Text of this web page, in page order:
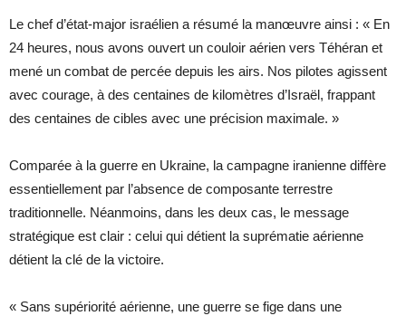
Le chef d’état-major israélien a résumé la manœuvre ainsi : « En
24 heures, nous avons ouvert un couloir aérien vers Téhéran et
mené un combat de percée depuis les airs. Nos pilotes agissent
avec courage, à des centaines de kilomètres d’Israël, frappant
des centaines de cibles avec une précision maximale. »
Comparée à la guerre en Ukraine, la campagne iranienne diffère
essentiellement par l’absence de composante terrestre
traditionnelle. Néanmoins, dans les deux cas, le message
stratégique est clair : celui qui détient la suprématie aérienne
détient la clé de la victoire.
« Sans supériorité aérienne, une guerre se fige dans une